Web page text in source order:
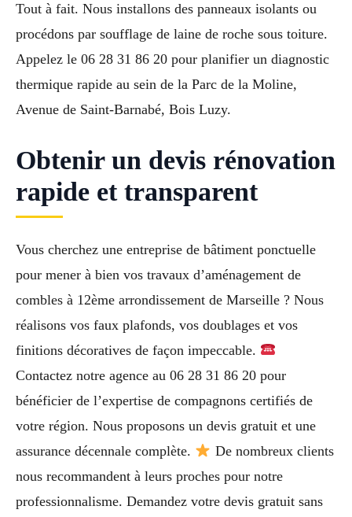
Tout à fait. Nous installons des panneaux isolants ou
procédons par soufflage de laine de roche sous toiture.
Appelez le 06 28 31 86 20 pour planifier un diagnostic
thermique rapide au sein de la Parc de la Moline,
Avenue de Saint-Barnabé, Bois Luzy.
Obtenir un devis rénovation
rapide et transparent
Vous cherchez une entreprise de bâtiment ponctuelle
pour mener à bien vos travaux d’aménagement de
combles à 12ème arrondissement de Marseille ? Nous
réalisons vos faux plafonds, vos doublages et vos
finitions décoratives de façon impeccable.
Contactez notre agence au 06 28 31 86 20 pour
bénéficier de l’expertise de compagnons certifiés de
votre région. Nous proposons un devis gratuit et une
assurance décennale complète.
De nombreux clients
nous recommandent à leurs proches pour notre
professionnalisme. Demandez votre devis gratuit sans